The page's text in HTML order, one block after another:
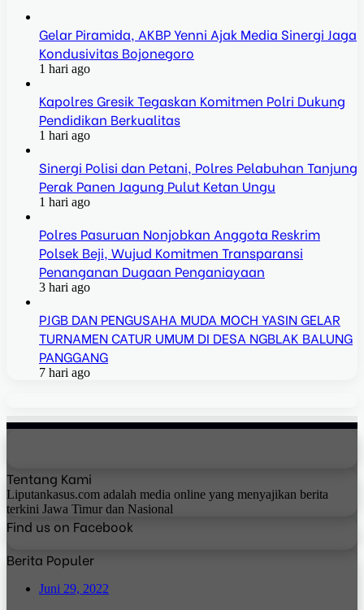
Gelar Piramida, AKBP Yenni Ajak Media Sinergi Jaga
Kondusivitas Bojonegoro
1 hari ago
Kapolres Gresik Tegaskan Komitmen Polri Dukung
Pendidikan Berkualitas
1 hari ago
Sinergi Polisi dan Petani, Polres Pelabuhan Tanjung
Perak Panen Jagung Pulut Ketan Ungu
1 hari ago
Polres Pasuruan Nonjobkan Anggota Reskrim
Polsek Beji, Wujud Komitmen Transparansi
Penanganan Dugaan Penganiayaan
3 hari ago
PJGB DAN PENGUSAHA MUDA MOCH YASIN GELAR
TURNAMEN CATUR UMUM DI DESA NGBLAK BALUNG
PANGGANG
7 hari ago
Tentang Kami
Liputankasus.com adalah media online yang menyajikan berita
terkini Jawa Timur dan Nasional
Find us on Facebook
Berita Populer
Juni 29, 2022